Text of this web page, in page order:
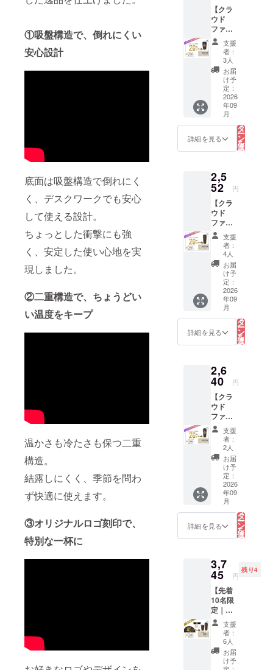
①吸盤構造で、倒れにくい
安心設計
底面は吸盤構造で倒れにく
く、デスクワークでも安心
して使える設計。
ちょっとした衝撃にも強
く、安定した使い心地を実
現しました。
②二重構造で、ちょうどい
い温度をキープ
温かさも冷たさも保つ二重
構造。
結露しにくく、季節を問わ
ず快適に使えます。
③オリジナルロゴ刻印で、
特別な一杯に
チック
使用 ※
食洗機
には対
応して
おりま
せん。
点 【製
品仕
様】 ・
容量：
430ml
・倒れ
にくい
吸盤構
造 ・二
重構造
（保
温・保
冷） ・
コー
用した
コー
ヒーバ
イオプ
ラス
チック
使用 ※
食洗機
には対
応して
おりま
せん。
→
2,464円
（税
込・送
料込
み）
（約
20%OF
【内
容】 ・
Kaffy
Pita
Cup
×1点
【製品
・容
量：
340ml
・倒れ
にくい
吸盤構
造 ・二
重構造
（保
温・保
冷） ・
コー
ヒー抽
出かす
ヒーバ
イオプ
ラス
チック
使用 ※
食洗機
には対
応して
おりま
せん。
【クラ
ウド
ファン
ディン
グ限定
20%OF
F】
Kaffy
Pita
Cup
340ml
（オリ
ジナル
ロゴ入
り）
得！》
一般販
売予定
価格
3,190円
→
2,552円
（税
込・送
料込
み）
（約
20%OF
【内
容】 ・
Kaffy
（オリ
ジナル
り） ×1
点 【製
品仕
様】 ・
容量：
340ml
・倒れ
にくい
吸盤構
造 ・二
重構造
（保
温・保
冷） ・
を再利
用した
コー
ヒーバ
イオプ
ラス
チック
使用 ※
食洗機
には対
応して
支援
者：
3人
お届
け予
定：
2026
年09
月
詳細を見る
リ
タ
ー
ン
を
選
択
2,5
52 円
【クラ
ウド
ファン
ディン
グ限定
20%OF
F】
Kaffy
Pita
Cup
430ml
（ロゴ
なし）
《638円
お
売予定
価格
3,190円
→
2,552円
（税
込・送
料込
み）
（約
20%OF
【内
容】 ・
Kaffy
Pita
Cup
×1点
【製品
・容
量：
430ml
・倒れ
にくい
吸盤構
造 ・二
重構造
支援
者：
4人
お届
け予
定：
2026
年09
月
詳細を見る
リ
タ
ー
ン
を
選
択
2,6
40 円
【クラ
ウド
ファン
ディン
グ限定
20%OF
F】
Kaffy
Pita
Cup
430ml
（ロゴ
あり）
《660円
お
売予定
価格
3,300円
→
2,640円
（税
込・送
料込
み）
（約
20%OF
支援
者：
2人
お届
け予
定：
2026
年09
月
詳細を見る
リ
タ
ー
ン
を
選
択
3,7
45 円
残り4
【先着
10名限
定｜超
早割
45%OF
Kaffy
Pita
支援
者：
6人
お届
け予